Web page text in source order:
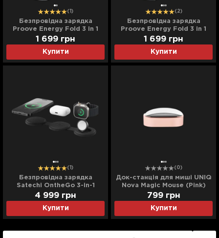
(1)
Безпровідна зарядка
Proove Energy Fold 3 in 1
(White)
Купити
1 699 грн
(2)
Безпровідна зарядка
Proove Energy Fold 3 in 1
(Black)
Купити
1 699 грн
(1)
Безпровідна зарядка
Satechi OntheGo 3-in-1
(Black) (ST-QTG31K)
Купити
4 999 грн
(0)
Док-станція для миші UNIQ
Nova Magic Mouse (Pink)
Купити
799 грн